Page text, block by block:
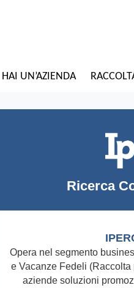
HAI UN’AZIENDA
Ricerca
Opera nel segmento
e Vacanze Fedeli
aziende soluzioni